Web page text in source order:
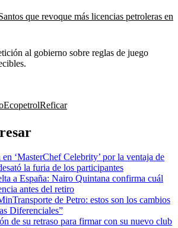
que revoque más licencias petroleras en
al gobierno sobre reglas de juego
EcopetrolReficar
en ‘MasterChef Celebrity’ por la ventaja de
la furia de los participantes
a España: Nairo Quintana confirma cuál
antes del retiro
de Petro: estos son los cambios
Diferenciales”
de su retraso para firmar con su nuevo club